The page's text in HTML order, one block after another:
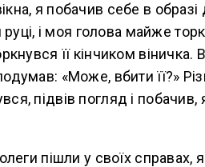
я побачив себе в
руці, і моя голова майже
її кінчиком віничка.
«Може, вбити її?»
підвів погляд і побачив,
пішли у своїх справах,